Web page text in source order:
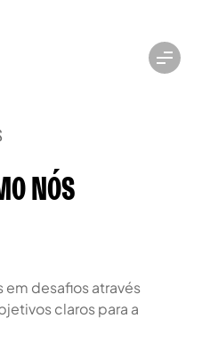
NÓS
em desafios através
claros para a